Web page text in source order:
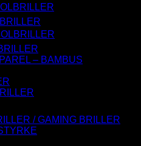
– BAMBUS
/ GAMING BRILLER